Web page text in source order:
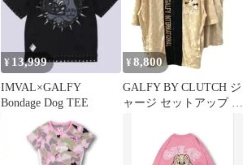
¥ 13,999
IMVAL×GALFY
Bondage Dog TEE
¥ 8,800
GALFY BY CLUTCH ジ
ャージ セットアップ フ